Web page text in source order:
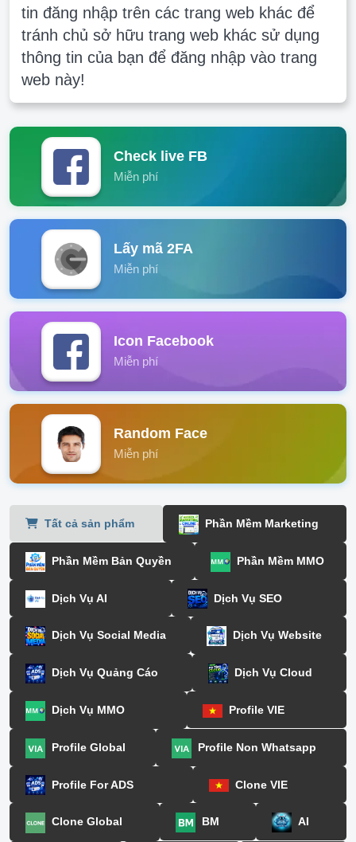
tin đăng nhập trên các trang web khác để
tránh chủ sở hữu trang web khác sử dụng
thông tin của bạn để đăng nhập vào trang
web này!
Check live FB
Miễn phí
Lấy mã 2FA
Miễn phí
Icon Facebook
Miễn phí
Random Face
Miễn phí
Tất cả sản phẩm Phần Mềm Marketing
Phần Mềm Bản Quyền Phần Mềm MMO
Dịch Vụ AI Dịch Vụ SEO
Dịch Vụ Social Media Dịch Vụ Website
Dịch Vụ Quảng Cáo Dịch Vụ Cloud
Dịch Vụ MMO Profile VIE
Profile Global Profile Non Whatsapp
Profile For ADS Clone VIE
Clone Global BM AI